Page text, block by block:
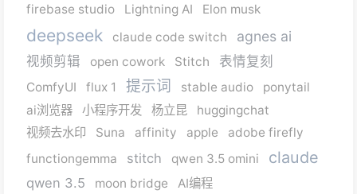
firebase studio
Lightning AI Elon musk
deepseek claude code switch agnes ai
视频剪辑 open cowork Stitch 表情复刻
ComfyUI flux 1 提示词 stable audio
ponytail
ai浏览器
小程序开发 杨立昆
huggingchat
视频去水印
Suna affinity apple
adobe firefly
functiongemma
stitch qwen 3.5 omini claude
qwen 3.5 moon bridge AI编程